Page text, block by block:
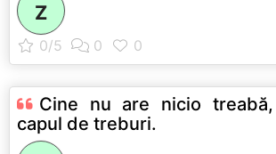
Z
Cine nu are nicio
capul de treburi.